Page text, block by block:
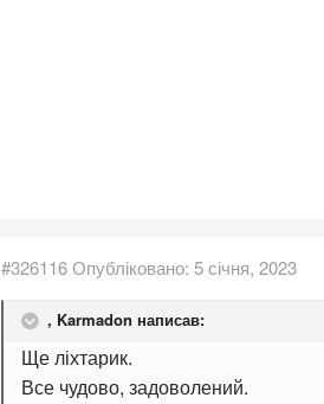
#326116Опубліковано: 5 січня, 2023
, Karmadon написав:
Ще ліхтарик.
Все чудово, задоволений.